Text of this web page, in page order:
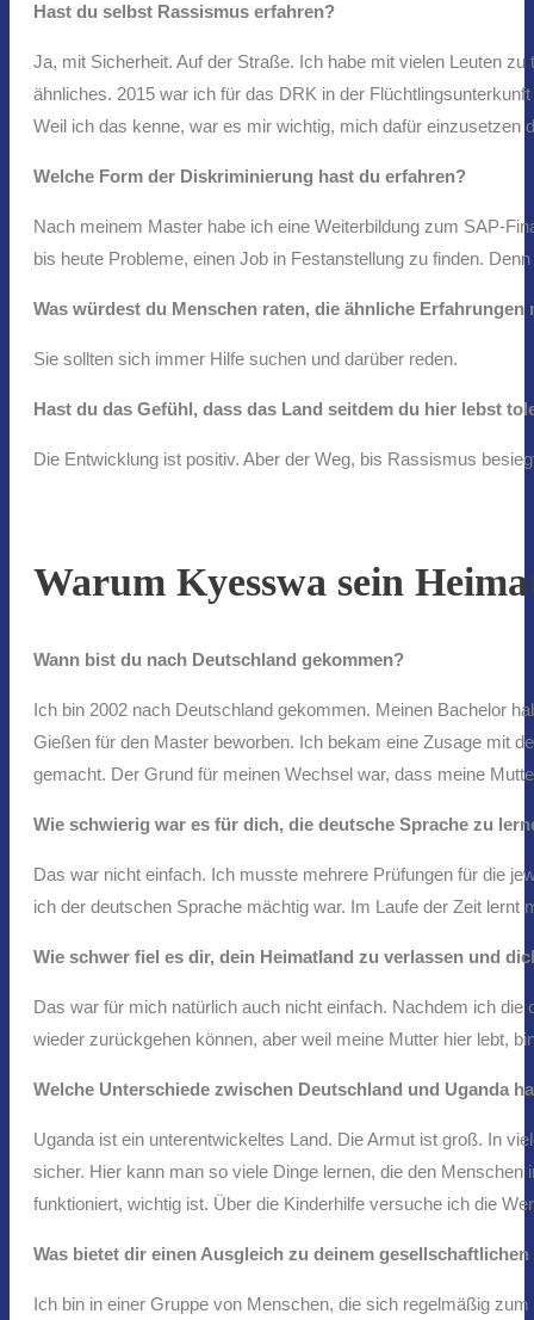
Hast du selbst Rassismus erfahren?
Ja, mit Sicherheit. Auf der Straße. Ich habe mit vielen Leuten
ähnliches. 2015 war ich für das DRK in der
Weil ich das kenne, war es mir wichtig, mich dafür einzusetzen
Welche Form der Diskriminierung hast du erfahren?
Nach meinem Master habe ich eine Weiterbildung zum SAP-
bis heute Probleme, einen Job in Festanstellung zu finden.
Was würdest du Menschen raten, die ähnliche
Sie sollten sich immer Hilfe suchen und darüber reden.
Hast du das Gefühl, dass das Land seitdem du hier lebst
Die Entwicklung ist positiv. Aber der Weg, bis Rassismus
Warum Kyesswa sein
Wann bist du nach Deutschland gekommen?
Ich bin 2002 nach Deutschland gekommen. Meinen Bachelor
Gießen für den Master beworben. Ich bekam eine Zusage mit
gemacht. Der Grund für meinen Wechsel war, dass meine
Wie schwierig war es für dich, die deutsche Sprache zu
Das war nicht einfach. Ich musste mehrere Prüfungen für die
ich der deutschen Sprache mächtig war. Im Laufe der Zeit
Wie schwer fiel es dir, dein Heimatland zu verlassen und
Das war für mich natürlich auch nicht einfach. Nachdem ich
wieder zurückgehen können, aber weil meine Mutter hier lebt,
Welche Unterschiede zwischen Deutschland und Uganda
Uganda ist ein unterentwickeltes Land. Die Armut ist groß. In
sicher. Hier kann man so viele Dinge lernen, die den
funktioniert, wichtig ist. Über die Kinderhilfe versuche ich die
Was bietet dir einen Ausgleich zu deinem
Ich bin in einer Gruppe von Menschen, die sich regelmäßig